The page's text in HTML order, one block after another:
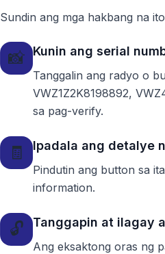
Sundin ang mga hakbang na
📸 Kunin ang serial
Tanggalin ang radyo o
VWZ1Z2K8198892,
sa pag-verify.
🧾 Ipadala ang detalye
Pindutin ang button sa
information.
🔓 Tanggapin at ilagay
Ang eksaktong oras ng